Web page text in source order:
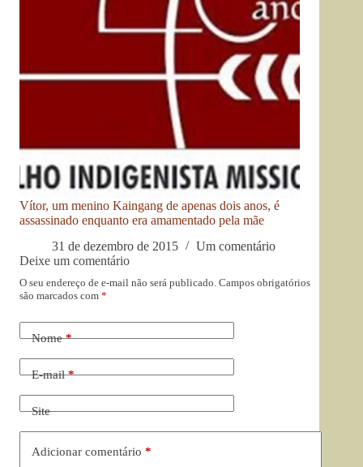
Vítor, um menino Kaingang de apenas dois anos, é
assassinado enquanto era amamentado pela mãe
31 de dezembro de 2015
Um comentário
Deixe um comentário
O seu endereço de e-mail não será publicado. Campos obrigatórios
são marcados com *
Nome*
E-mail*
Site
Adicionar comentário *